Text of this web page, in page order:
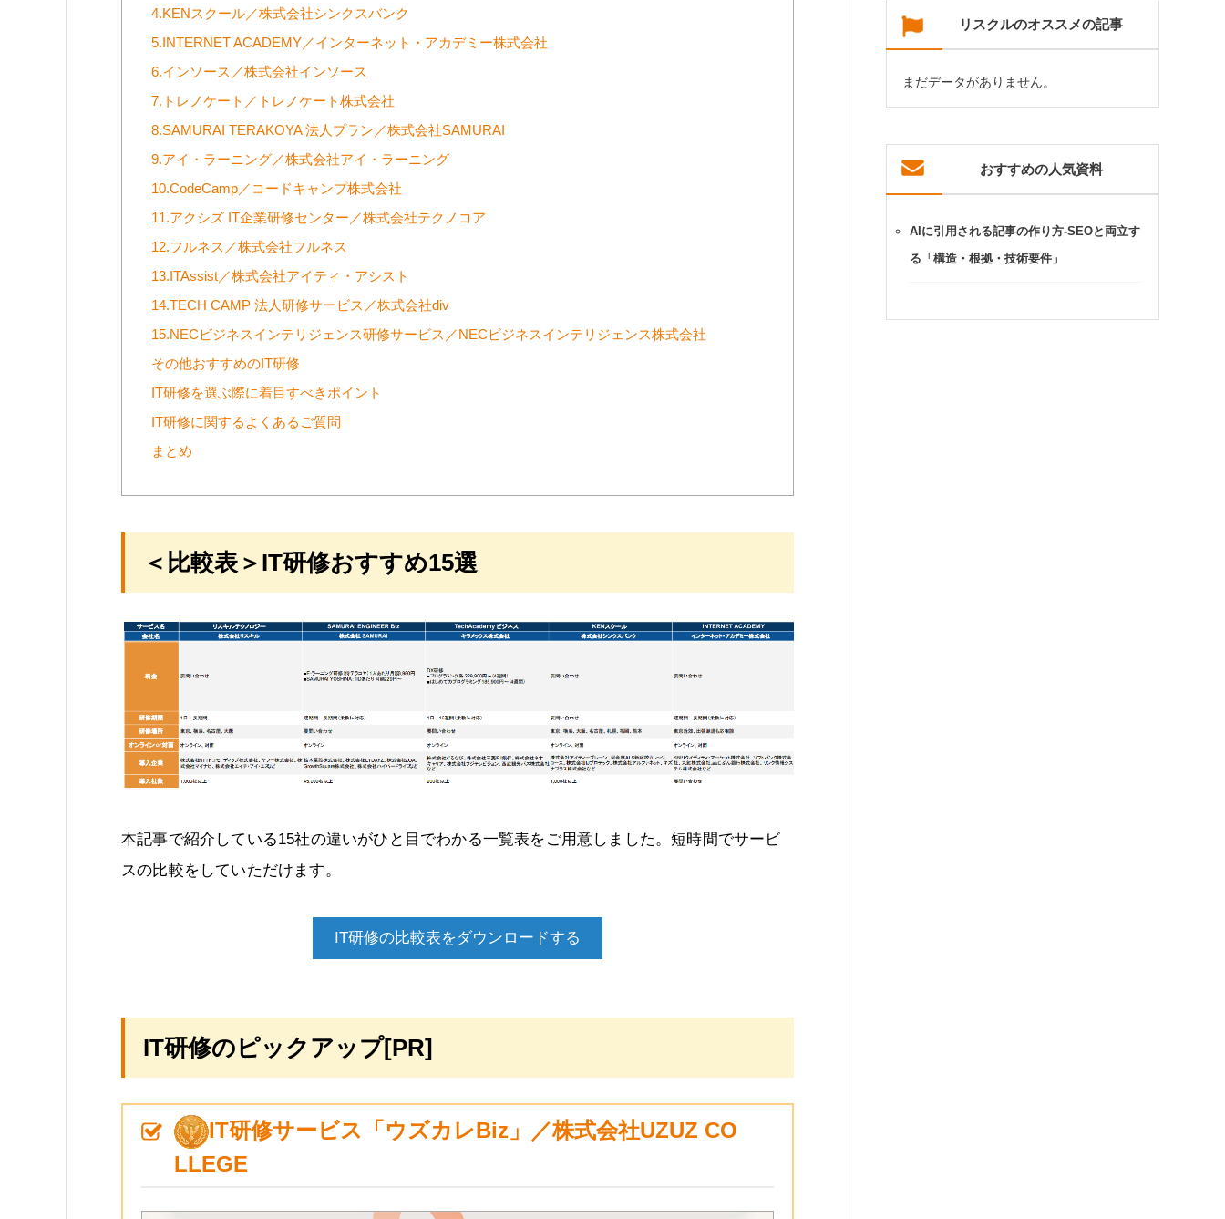
4.KENスクール／株式会社シンクスバンク
5.INTERNET ACADEMY／インターネット・アカデミー株式会社
6.インソース／株式会社インソース
7.トレノケート／トレノケート株式会社
8.SAMURAI TERAKOYA 法人プラン／株式会社SAMURAI
9.アイ・ラーニング／株式会社アイ・ラーニング
10.CodeCamp／コードキャンプ株式会社
11.アクシズ IT企業研修センター／株式会社テクノコア
12.フルネス／株式会社フルネス
13.ITAssist／株式会社アイティ・アシスト
14.TECH CAMP 法人研修サービス／株式会社div
15.NECビジネスインテリジェンス研修サービス／NECビジネスインテリジェンス株式会社
その他おすすめのIT研修
IT研修を選ぶ際に着目すべきポイント
IT研修に関するよくあるご質問
まとめ
＜比較表＞IT研修おすすめ15選
本記事で紹介している15社の違いがひと目でわかる一覧表をご用意しました。短時間でサービ
スの比較をしていただけます。
IT研修の比較表をダウンロードする
IT研修のピックアップ[PR]
IT研修サービス「ウズカレBiz」／株式会社UZUZ CO
LLEGE
リスクルのオススメの記事
まだデータがありません。
おすすめの人気資料
AIに引用される記事の作り方-SEOと両立す
る「構造・根拠・技術要件」